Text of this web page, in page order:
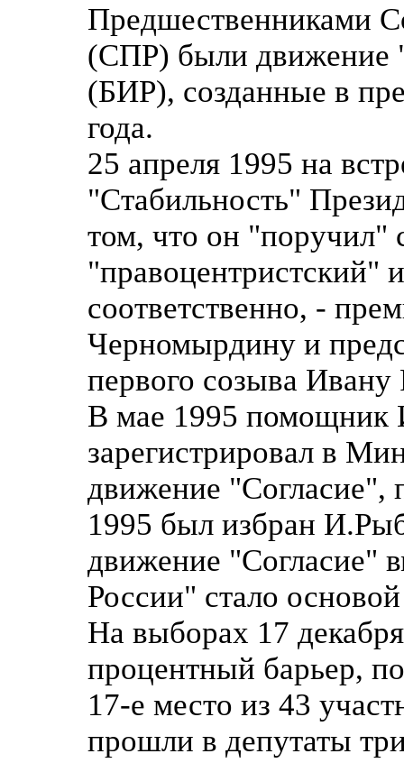
Предшественниками
(СПР) были движение
(БИР), созданные в
года.
25 апреля 1995 на
"Стабильность"
том, что он "поручил"
"правоцентристский"
соответственно, -
Черномырдину и
первого созыва
В мае 1995 помощник
зарегистрировал в
движение "Согласие",
1995 был избран
движение "Согласие"
России" стало
На выборах 17
процентный барьер,
17-е место из 43
прошли в депутаты